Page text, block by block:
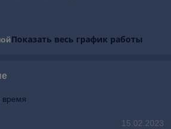
Показать весь график работы
время
15.02.2023